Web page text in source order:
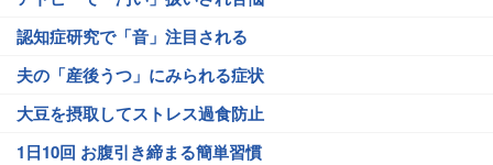
認知症研究で「音」注目される
夫の「産後うつ」にみられる症状
大豆を摂取してストレス過食防止
1日10回 お腹引き締まる簡単習慣